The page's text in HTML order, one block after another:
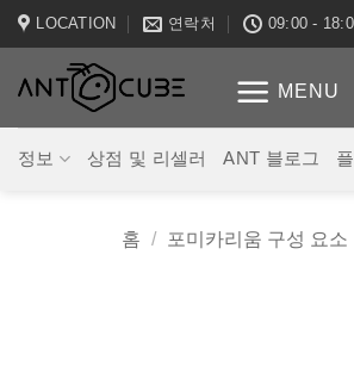
Skip
to
content
LOCATION 연락처 09:00 -
MENU
정보 상점 및 리셀러 ANT 블로그
홈 / 포미카리움 구성 요소